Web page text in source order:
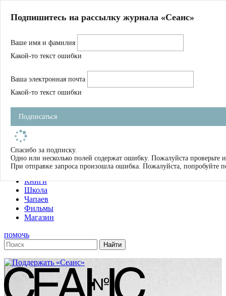
Магазин
Журнал
Школа
Устав
Фильмы
Имена
Тэги
О нас
Журнал
Книги
Школа
Чапаев
Фильмы
Магазин
помочь
Подпишитесь на рассылку журнала «Сеанс»
Ваше имя и фамилия
Какой-то текст ошибки
Ваша электронная почта
Какой-то текст ошибки
Подписаться
Спасибо за подписку.
Одно или несколько полей содержат ошибку. Пожалуйста проверьте
При отправке запроса произошла ошибка. Пожалуйста, попробуйте